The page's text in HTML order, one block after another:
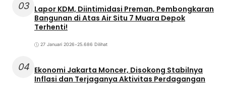
03 Lapor KDM, Diintimidasi Preman, Pembongkaran
Bangunan di Atas Air Situ 7 Muara Depok
Terhenti!
27 Januari 2026•25.686 Dilihat
04 Ekonomi Jakarta Moncer, Disokong Stabilnya
Inflasi dan Terjaganya Aktivitas Perdagangan